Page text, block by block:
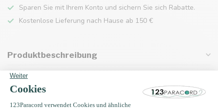
Sparen Sie mit Ihrem Konto und sichern Sie sich Rabatte.
Kostenlose Lieferung nach Hause ab 150 €
Produktbeschreibung
Eigenschaften